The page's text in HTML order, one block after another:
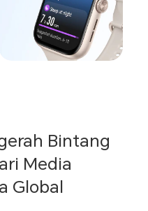
Bintang
Media
Global